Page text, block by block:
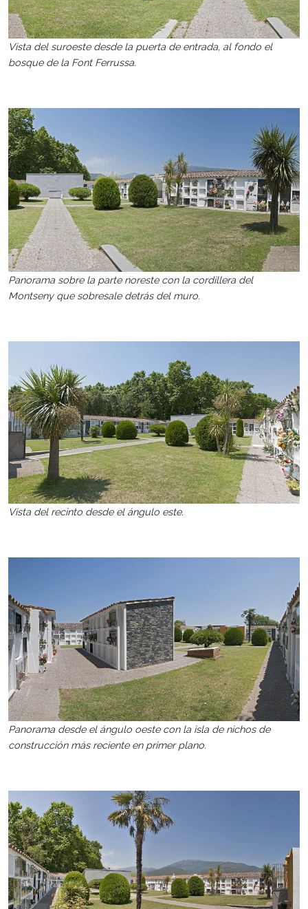
Vista del suroeste desde la puerta de entrada, al fondo el
bosque de la Font Ferrussa.
Panorama sobre la parte noreste con la cordillera del
Montseny que sobresale detrás del muro.
Vista del recinto desde el ángulo este.
Panorama desde el ángulo oeste con la isla de nichos de
construcción más reciente en primer plano.